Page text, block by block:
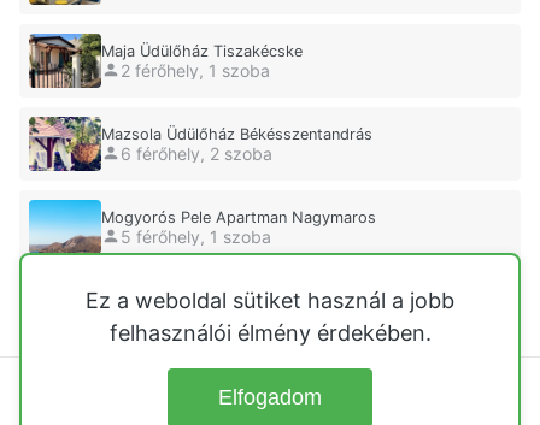
Maja Üdülőház Tiszakécske
2 férőhely, 1 szoba
Mazsola Üdülőház Békésszentandrás
6 férőhely, 2 szoba
Mogyorós Pele Apartman Nagymaros
5 férőhely, 1 szoba
Őzike Üdülőház Parád
3 férőhely, 1 szoba
Ez a weboldal sütiket használ a jobb
felhasználói élmény érdekében.
Elfogadom